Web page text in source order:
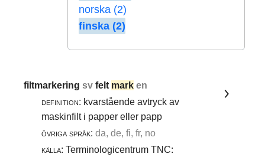
norska (2)
finska (2)
filtmarkeringsvfelt mark en
definition: kvarstående avtryck av
maskinfilt i papper eller papp
övriga språk: da, de, fi, fr, no
källa: Terminologicentrum TNC: